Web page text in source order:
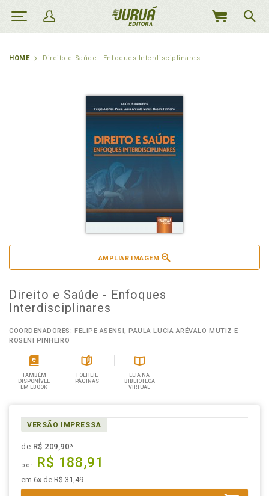
MEU
HOME Direito e Saúde - Enfoques Interdisciplinares
AMPLIAR IMAGEM
Direito e Saúde - Enfoques
Interdisciplinares
COORDENADORES: FELIPE ASENSI, PAULA LUCIA ARÉVALO MUTIZ E
ROSENI PINHEIRO
TAMBÉM
DISPONÍVEL
EM EBOOK
FOLHEIE
PÁGINAS
LEIA NA
BIBLIOTECA
VIRTUAL
VERSÃO IMPRESSA
deR$ 209,90*
por R$ 188,91
em 6x de R$ 31,49